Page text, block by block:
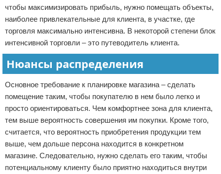
чтобы максимизировать прибыль, нужно помещать объекты,
наиболее привлекательные для клиента, в участке, где
торговля максимально интенсивна. В некоторой степени блок
интенсивной торговли – это путеводитель клиента.
Нюансы распределения
Основное требование к планировке магазина – сделать
помещение таким, чтобы покупателю в нем было легко и
просто ориентироваться. Чем комфортнее зона для клиента,
тем выше вероятность совершения им покупки. Кроме того,
считается, что вероятность приобретения продукции тем
выше, чем дольше персона находится в конкретном
магазине. Следовательно, нужно сделать его таким, чтобы
потенциальному клиенту было приятно находиться внутри